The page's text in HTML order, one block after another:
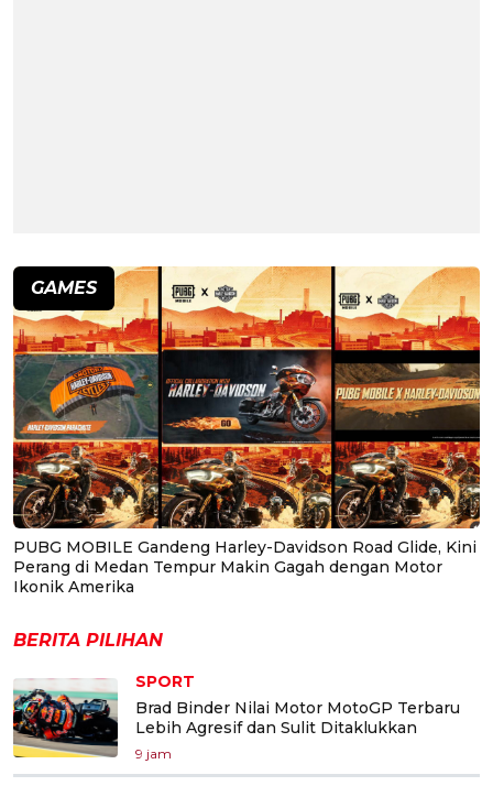
GAMES
PUBG MOBILE Gandeng Harley-Davidson Road Glide, Kini
Perang di Medan Tempur Makin Gagah dengan Motor
Ikonik Amerika
BERITA PILIHAN
SPORT
Brad Binder Nilai Motor MotoGP Terbaru
Lebih Agresif dan Sulit Ditaklukkan
9 jam